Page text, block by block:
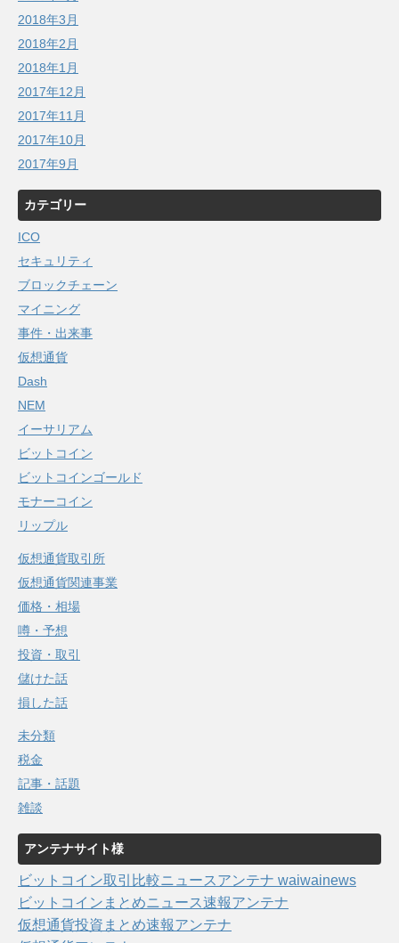
2018年3月
2018年2月
2018年1月
2017年12月
2017年11月
2017年10月
2017年9月
カテゴリー
ICO
セキュリティ
ブロックチェーン
マイニング
事件・出来事
仮想通貨
Dash
NEM
イーサリアム
ビットコイン
ビットコインゴールド
モナーコイン
リップル
仮想通貨取引所
仮想通貨関連事業
価格・相場
噂・予想
投資・取引
儲けた話
損した話
未分類
税金
記事・話題
雑談
アンテナサイト様
ビットコイン取引比較ニュースアンテナ waiwainews
ビットコインまとめニュース速報アンテナ
仮想通貨投資まとめ速報アンテナ